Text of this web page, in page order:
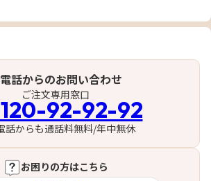
話からのお問い合わせ
ご注文専用窓口
92-92-92
話からも通話料無料/年中無休
お困りの方はこちら